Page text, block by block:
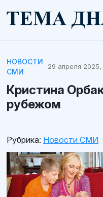
НОВОСТИ
СМИ
29 апреля 2025,
Кристина
рубежом
Рубрика: Новости СМИ